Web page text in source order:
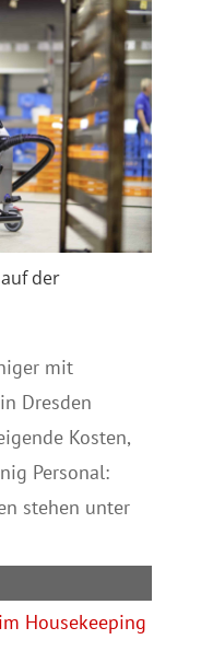
der
mit
Dresden
Kosten,
Personal:
stehen unter